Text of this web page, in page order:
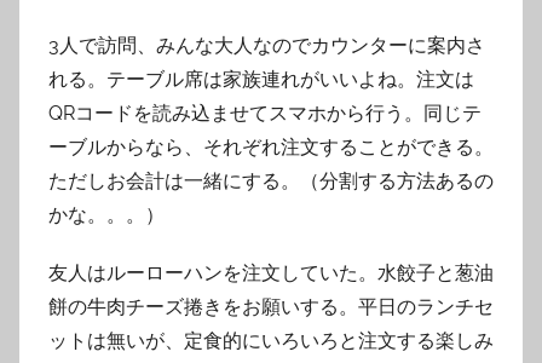
3人で訪問、みんな大人なのでカウンターに案内さ
れる。テーブル席は家族連れがいいよね。注文は
QRコードを読み込ませてスマホから行う。同じテ
ーブルからなら、それぞれ注文することができる。
ただしお会計は一緒にする。（分割する方法あるの
かな。。。）
友人はルーローハンを注文していた。水餃子と葱油
餅の牛肉チーズ捲きをお願いする。平日のランチセ
ットは無いが、定食的にいろいろと注文する楽しみ